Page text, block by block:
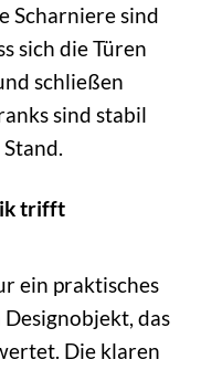
Scharniere sind
sich die Türen
schließen
sind stabil
trifft
ein praktisches
das
Die klaren